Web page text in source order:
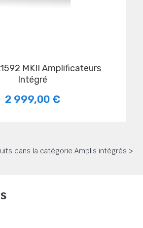
Intégré
2 999,00 €
dans la catégorie Amplis intégrés >